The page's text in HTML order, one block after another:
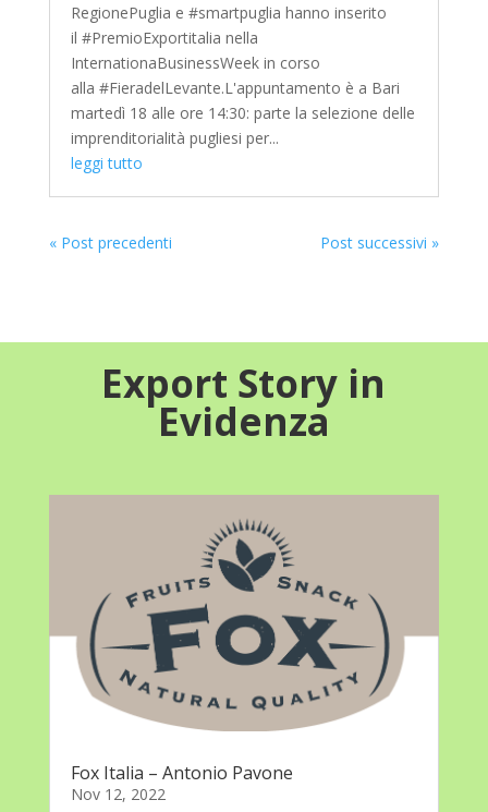
RegionePuglia e #smartpuglia hanno inserito
il #PremioExportitalia nella
InternationaBusinessWeek in corso
alla #FieradelLevante.L'appuntamento è a Bari
martedì 18 alle ore 14:30: parte la selezione delle
imprenditorialità pugliesi per...
leggi tutto
« Post precedenti Post successivi »
Export Story in
Evidenza
Fox Italia – Antonio Pavone
Nov 12, 2022